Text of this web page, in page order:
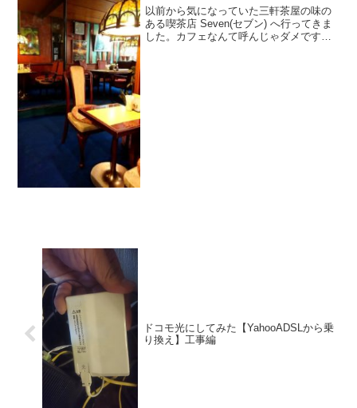
以前から気になっていた三軒茶屋の味の
ある喫茶店 Seven(セブン) へ行ってきま
した。カフェなんて呼んじゃダメです。
ドコモ光にしてみた【YahooADSLから乗
り換え】工事編